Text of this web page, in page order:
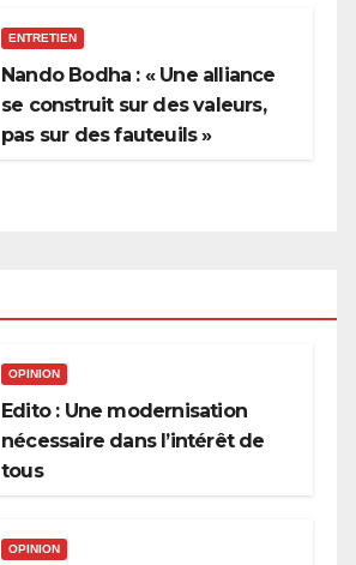
ENTRETIEN
Nando Bodha : « Une alliance
se construit sur des valeurs,
pas sur des fauteuils »
OPINION
Edito : Une modernisation
nécessaire dans l’intérêt de
tous
OPINION